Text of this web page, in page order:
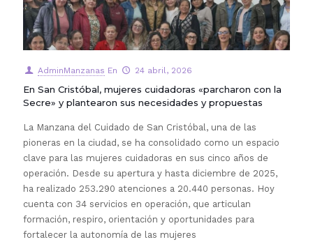
AdminManzanas En 24 abril, 2026
En San Cristóbal, mujeres cuidadoras «parcharon con la
Secre» y plantearon sus necesidades y propuestas
La Manzana del Cuidado de San Cristóbal, una de las
pioneras en la ciudad, se ha consolidado como un espacio
clave para las mujeres cuidadoras en sus cinco años de
operación. Desde su apertura y hasta diciembre de 2025,
ha realizado 253.290 atenciones a 20.440 personas. Hoy
cuenta con 34 servicios en operación, que articulan
formación, respiro, orientación y oportunidades para
fortalecer la autonomía de las mujeres